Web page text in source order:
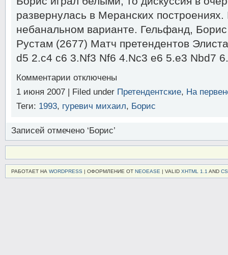
развернулась в Меранских
небанальном варианте. Гельфанд,
Рустам (2677) Матч претендентов
d5 2.c4 c6 3.Nf3 Nf6 4.Nc3 e6 5.e3 Nbd7
Комментарии
Гельфанд,
–
Элиста
отключены
1 июня 2007 | Filed under Претендентские, На
Теги: 1993, гуревич михаил, Борис
Записей отмечено ‘Борис’
РАБОТАЕТ НА WORDPRESS | ОФОРМЛЕНИЕ ОТ NEOEASE | VALID XHTML 1.1 AND